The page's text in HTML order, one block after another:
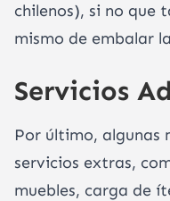
chilenos), si no que
mismo de embalar
Servicios
Por último, algunas
servicios extras,
muebles, carga de